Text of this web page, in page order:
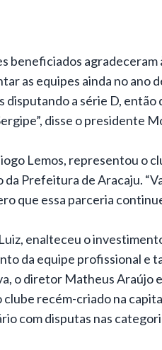
beneficiados
as equipes ainda no ano
disputando a série D,
disse o presidente
Lemos, representou o
Prefeitura de Aracaju.
que essa parceria
enalteceu o
da equipe profissional e
o diretor Matheus Araújo
recém-criado na
com disputas nas